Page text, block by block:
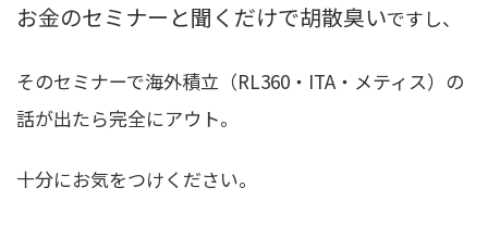
お金のセミナーと聞くだけで胡散臭いですし、
そのセミナーで海外積立（RL360・ITA・メティス）の
話が出たら完全にアウト。
十分にお気をつけください。